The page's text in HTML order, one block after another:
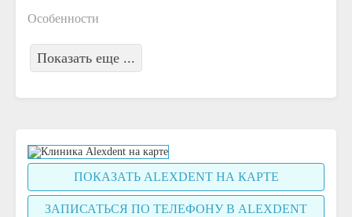
Особенности
Показать еще ...
ПОКАЗАТЬ ALEXDENT НА КАРТЕ
ЗАПИСАТЬСЯ ПО ТЕЛЕФОНУ В ALEXDENT